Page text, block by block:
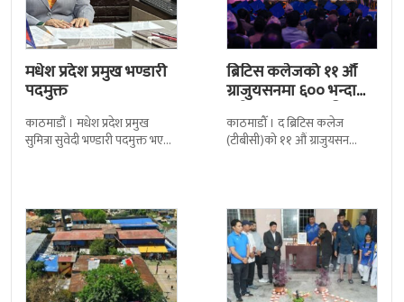
मधेश प्रदेश प्रमुख भण्डारी
पदमुक्त
काठमाडौं । मधेश प्रदेश प्रमुख
सुमित्रा सुवेदी भण्डारी पदमुक्त भएकी
ब्रिटिस कलेजको ११ औँ
ग्राजुयसनमा ६०० भन्दा
बढी ग्राजुयट सम्मानित
काठमाडौँ । द ब्रिटिस कलेज
(टीबीसी)को ११ औं ग्राजुयसन